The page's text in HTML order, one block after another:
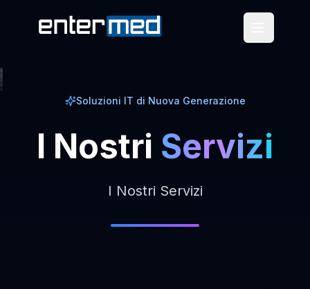
Soluzioni IT di Nuova Generazione
I Nostri Servizi
I Nostri Servizi